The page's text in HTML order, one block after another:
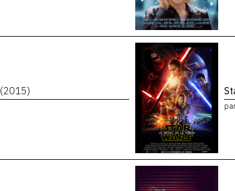
(2015)